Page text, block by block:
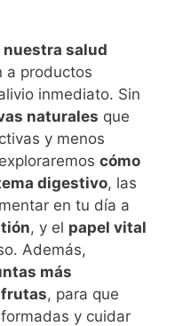
nuestra salud
a productos
inmediato. Sin
naturales que
y menos
cómo
digestivo, las
en tu día a
, y el papel vital
Además,
más
, para que
y cuidar